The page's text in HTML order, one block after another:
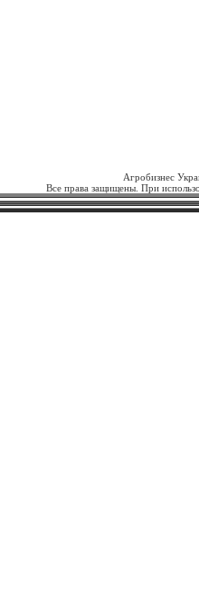
Агробизнес
Все права защищены. При